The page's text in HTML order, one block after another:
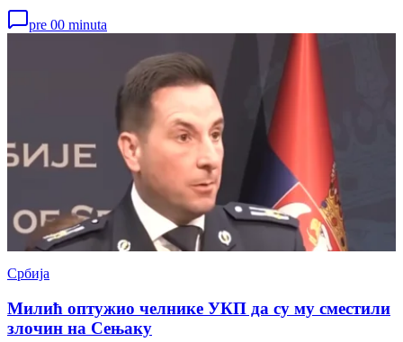
pre 00 minuta
Србија
Милић оптужио челнике УКП да су му сместили
злочин на Сењаку